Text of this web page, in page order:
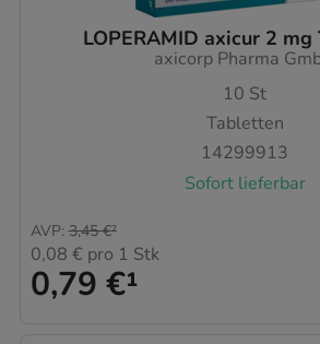
LOPERAMID axicur 2
axicorp Pharma
10 St
Tabletten
14299913
Sofort lieferbar
0,79 €¹
AVP: 3,45 €²
0,08 € pro 1 Stk